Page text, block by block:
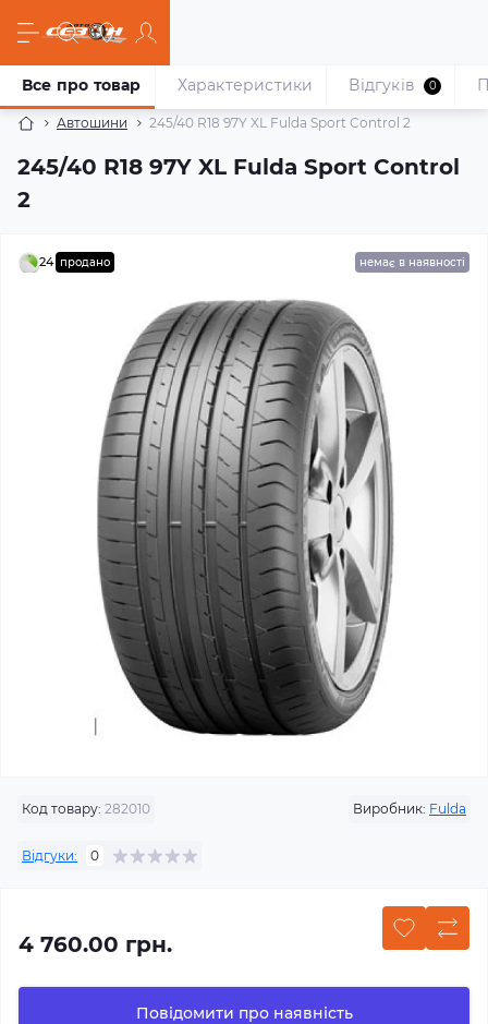
Автошини 245/40 R18 97Y XL Fulda Sport Control 2
245/40 R18 97Y XL Fulda Sport Control
2
Все про товар Характеристики Відгуків 0
24 продано немає в наявності
Код товару: 282010 Виробник: Fulda
Відгуки: 0
4 760.00 грн.
Повідомити про наявність